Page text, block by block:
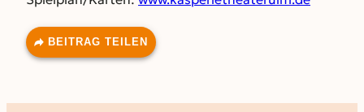
BEITRAG TEILEN